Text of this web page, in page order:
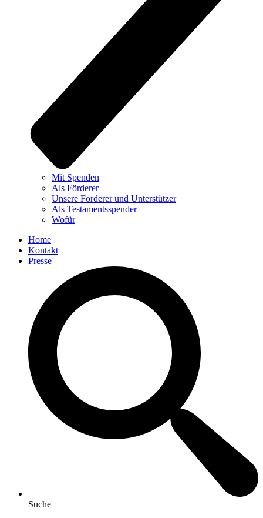
Mit Spenden
Als Förderer
Unsere Förderer und Unterstützer
Als Testamentsspender
Wofür
Home
Kontakt
Presse
Suche